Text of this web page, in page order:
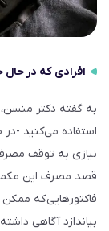
افرادی که در حال حاضر
استفاده می‌کنید -در
نیازی به توقف
قصد مصرف این
فاکتورهایی که
بیاندازد آگاهی